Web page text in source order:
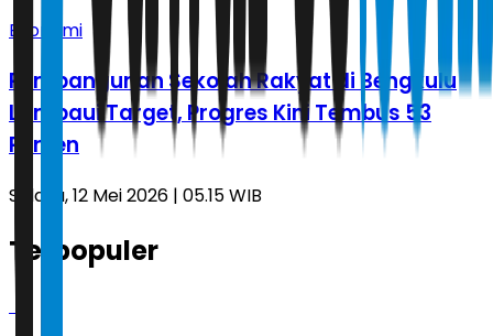
Ekonomi
Pembangunan Sekolah Rakyat di Bengkulu
Lampaui Target, Progres Kini Tembus 53
Persen
Selasa, 12 Mei 2026 | 05.15 WIB
Terpopuler